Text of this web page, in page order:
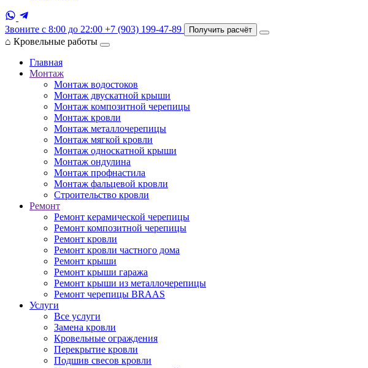
Звоните с 8:00 до 22:00 +7 (903) 199-47-89 Получить расчёт
⌂ Кровельные работы
Главная
Монтаж
Монтаж водостоков
Монтаж двускатной крыши
Монтаж композитной черепицы
Монтаж кровли
Монтаж металлочерепицы
Монтаж мягкой кровли
Монтаж односкатной крыши
Монтаж ондулина
Монтаж профнастила
Монтаж фальцевой кровли
Строительство кровли
Ремонт
Ремонт керамической черепицы
Ремонт композитной черепицы
Ремонт кровли
Ремонт кровли частного дома
Ремонт крыши
Ремонт крыши гаража
Ремонт крыши из металлочерепицы
Ремонт черепицы BRAAS
Услуги
Все услуги
Замена кровли
Кровельные ограждения
Перекрытие кровли
Подшив свесов кровли